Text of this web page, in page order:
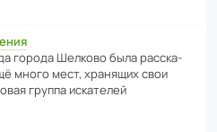
города Шелково была расска­
много мест, хранящих свои
группа иска­телей